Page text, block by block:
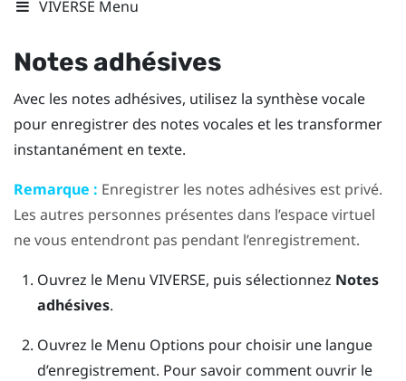
VIVERSE Menu
Notes adhésives
Avec les notes adhésives, utilisez la synthèse vocale
pour enregistrer des notes vocales et les transformer
instantanément en texte.
Remarque : Enregistrer les notes adhésives est privé.
Les autres personnes présentes dans l’espace virtuel
ne vous entendront pas pendant l’enregistrement.
Ouvrez le Menu VIVERSE, puis sélectionnez Notes
adhésives.
Ouvrez le Menu Options pour choisir une langue
d’enregistrement. Pour savoir comment ouvrir le